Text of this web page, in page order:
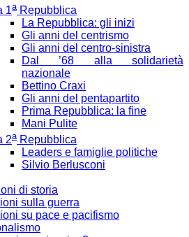
1aRepubblica
La Repubblica: gli inizi
Gli anni del centrismo
Gli anni del centro-sinistra
Dal ’68 alla solidarietà
nazionale
Bettino Craxi
Gli anni del pentapartito
Prima Repubblica: la fine
Mani Pulite
2aRepubblica
Leaders e famiglie politiche
Silvio Berlusconi
di storia
sulla guerra
su pace e pacifismo